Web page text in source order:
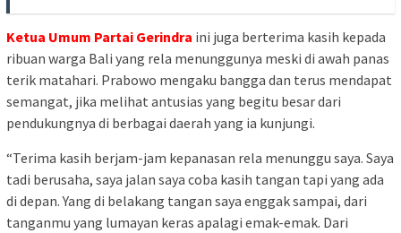
Ketua Umum Partai Gerindra ini juga berterima kasih kepada
ribuan warga Bali yang rela menunggunya meski di awah panas
terik matahari. Prabowo mengaku bangga dan terus mendapat
semangat, jika melihat antusias yang begitu besar dari
pendukungnya di berbagai daerah yang ia kunjungi.
“Terima kasih berjam-jam kepanasan rela menunggu saya. Saya
tadi berusaha, saya jalan saya coba kasih tangan tapi yang ada
di depan. Yang di belakang tangan saya enggak sampai, dari
tanganmu yang lumayan keras apalagi emak-emak. Dari